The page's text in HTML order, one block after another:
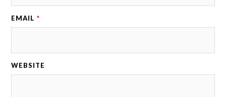
EMAIL *
WEBSITE